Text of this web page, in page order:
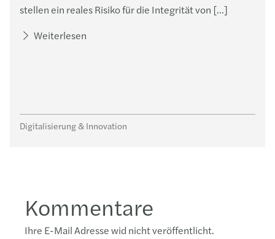
stellen ein reales Risiko für die Integrität von […]
Weiterlesen
Digitalisierung & Innovation
Kommentare
Ihre E-Mail Adresse wid nicht veröffentlicht.